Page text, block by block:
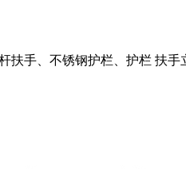
手、不锈钢护栏、护栏 扶手